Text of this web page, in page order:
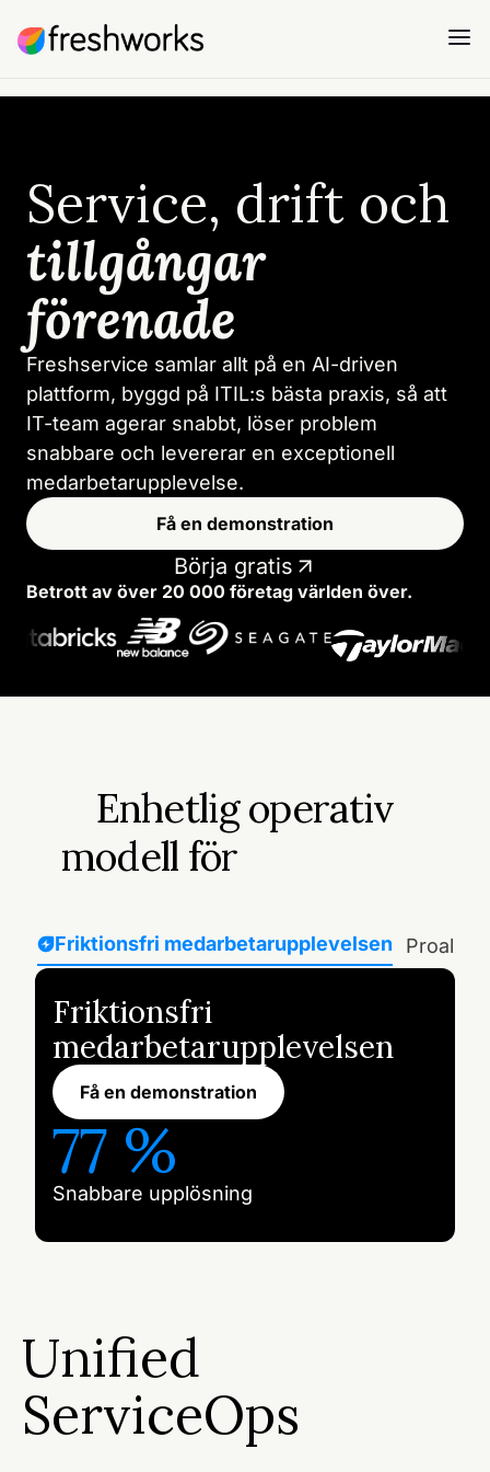
Service, drift och
tillgångar
förenade
Freshservice samlar allt på en AI-driven
plattform, byggd på ITIL:s bästa praxis, så att
IT-team agerar snabbt, löser problem
snabbare och levererar en exceptionell
medarbetarupplevelse.
Få en demonstration
Börja gratis
Betrott av över 20 000 företag världen över.
Enhetlig operativ
modell för
Friktionsfri medarbetarupplevelsen Proaktiv
77 %
Snabbare upplösning
Friktionsfri
medarbetarupplevelsen
Få en demonstration
Unified
ServiceOps